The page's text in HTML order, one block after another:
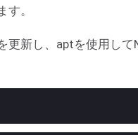
。
更新し、aptを使用して